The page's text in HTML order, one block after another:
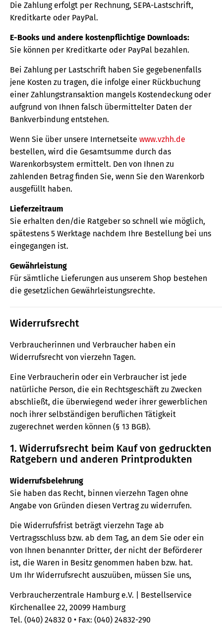
Die Zahlung erfolgt per Rechnung, SEPA-Lastschrift,
Kreditkarte oder PayPal.
E-Books und andere kostenpflichtige Downloads:
Sie können per Kreditkarte oder PayPal bezahlen.
Bei Zahlung per Lastschrift haben Sie gegebenenfalls
jene Kosten zu tragen, die infolge einer Rückbuchung
einer Zahlungstransaktion mangels Kostendeckung oder
aufgrund von Ihnen falsch übermittelter Daten der
Bankverbindung entstehen.
Wenn Sie über unsere Internetseite www.vzhh.de
bestellen, wird die Gesamtsumme durch das
Warenkorbsystem ermittelt. Den von Ihnen zu
zahlenden Betrag finden Sie, wenn Sie den Warenkorb
ausgefüllt haben.
Lieferzeitraum
Sie erhalten den/die Ratgeber so schnell wie möglich,
spätestens 5 Werktage nachdem Ihre Bestellung bei uns
eingegangen ist.
Gewährleistung
Für sämtliche Lieferungen aus unserem Shop bestehen
die gesetzlichen Gewährleistungsrechte.
Widerrufsrecht
Verbraucherinnen und Verbraucher haben ein
Widerrufsrecht von vierzehn Tagen.
Eine Verbraucherin oder ein Verbraucher ist jede
natürliche Person, die ein Rechtsgeschäft zu Zwecken
abschließt, die überwiegend weder ihrer gewerblichen
noch ihrer selbständigen beruflichen Tätigkeit
zugerechnet werden können (§ 13 BGB).
1. Widerrufsrecht beim Kauf von gedruckten
Ratgebern und anderen Printprodukten
Widerrufsbelehrung
Sie haben das Recht, binnen vierzehn Tagen ohne
Angabe von Gründen diesen Vertrag zu widerrufen.
Die Widerrufsfrist beträgt vierzehn Tage ab
Vertragsschluss bzw. ab dem Tag, an dem Sie oder ein
von Ihnen benannter Dritter, der nicht der Beförderer
ist, die Waren in Besitz genommen haben bzw. hat.
Um Ihr Widerrufsrecht auszuüben, müssen Sie uns,
Verbraucherzentrale Hamburg e.V. | Bestellservice
Kirchenallee 22, 20099 Hamburg
Tel. (040) 24832 0 • Fax: (040) 24832-290